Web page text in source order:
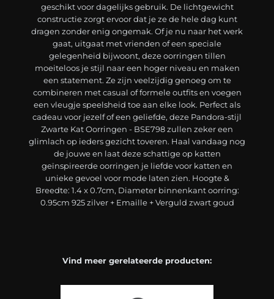
geschikt voor dagelijks gebruik. De lichtgewicht
constructie zorgt ervoor dat je ze de hele dag kunt
dragen zonder enig ongemak. Of je nu naar het werk
gaat, uitgaat met vrienden of een speciale
gelegenheid bijwoont, deze oorringen tillen
moeiteloos je stijl naar een hoger niveau en maken
een statement. Ze zijn veelzijdig genoeg om te
combineren met casual of formele outfits en voegen
een vleugje speelsheid toe aan elke look. Perfect als
cadeau voor jezelf of een geliefde, deze Pandora-stijl
Zwarte Kat Oorringen - BSE798 zullen zeker een
glimlach op ieders gezicht toveren. Haal vandaag nog
de jouwe en laat deze schattige op katten
geïnspireerde oorringen je liefde voor katten en
unieke gevoel voor mode laten zien. Hoogte &
Breedte: 1.4 x 0.7cm, Diameter binnenkant oorring:
0.95cm 925 zilver + Emaille + Verguld zwart goud
Vind meer gerelateerde producten: